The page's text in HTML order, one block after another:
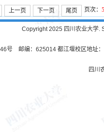
上一页 下一页 尾页 页次： 5
Copyright 2025 四川农业大学.
号 邮编：625014 都江堰校区地址
四川